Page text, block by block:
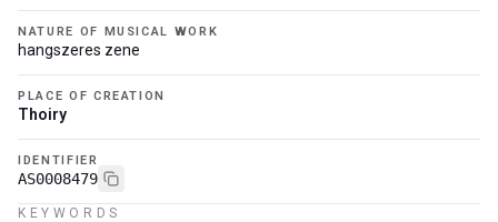
NATURE OF MUSICAL WORK
hangszeres zene
PLACE OF CREATION
Thoiry
IDENTIFIER
AS0008479
KEYWORDS